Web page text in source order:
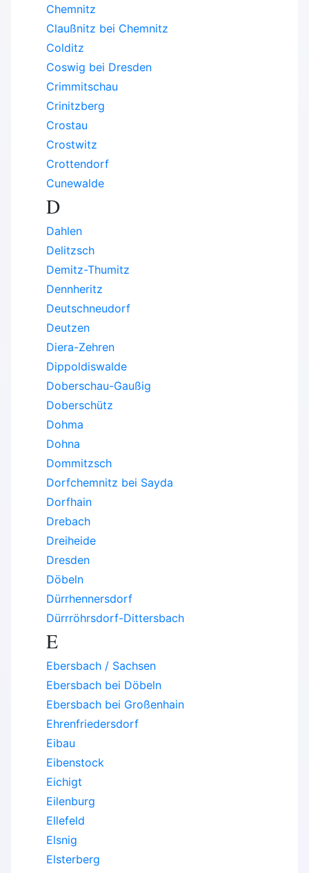
Chemnitz
Claußnitz bei Chemnitz
Colditz
Coswig bei Dresden
Crimmitschau
Crinitzberg
Crostau
Crostwitz
Crottendorf
Cunewalde
D
Dahlen
Delitzsch
Demitz-Thumitz
Dennheritz
Deutschneudorf
Deutzen
Diera-Zehren
Dippoldiswalde
Doberschau-Gaußig
Doberschütz
Dohma
Dohna
Dommitzsch
Dorfchemnitz bei Sayda
Dorfhain
Drebach
Dreiheide
Dresden
Döbeln
Dürrhennersdorf
Dürrröhrsdorf-Dittersbach
E
Ebersbach / Sachsen
Ebersbach bei Döbeln
Ebersbach bei Großenhain
Ehrenfriedersdorf
Eibau
Eibenstock
Eichigt
Eilenburg
Ellefeld
Elsnig
Elsterberg